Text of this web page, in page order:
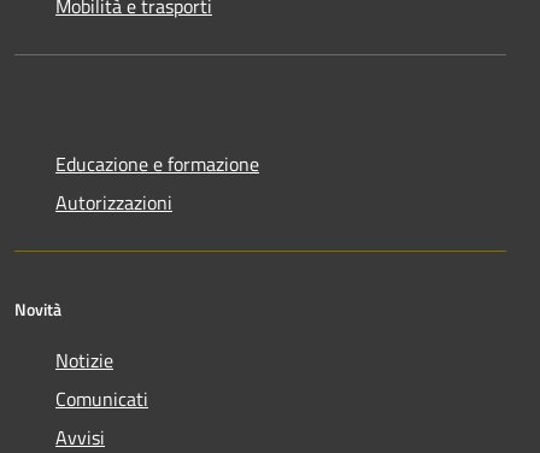
Mobilità e trasporti
Educazione e formazione
Autorizzazioni
Novità
Notizie
Comunicati
Avvisi